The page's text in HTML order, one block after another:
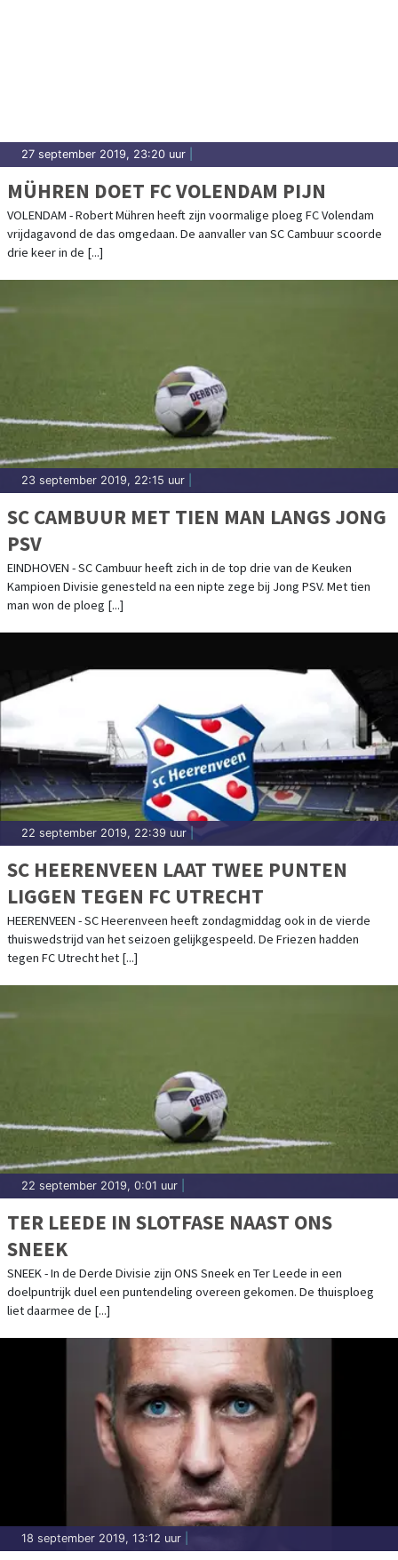
27 september 2019, 23:20 uur
MÜHREN DOET FC VOLENDAM PIJN
VOLENDAM - Robert Mühren heeft zijn voormalige ploeg FC Volendam
vrijdagavond de das omgedaan. De aanvaller van SC Cambuur scoorde
drie keer in de [...]
23 september 2019, 22:15 uur
SC CAMBUUR MET TIEN MAN LANGS JONG
PSV
EINDHOVEN - SC Cambuur heeft zich in de top drie van de Keuken
Kampioen Divisie genesteld na een nipte zege bij Jong PSV. Met tien
man won de ploeg [...]
22 september 2019, 22:39 uur |
SC HEERENVEEN LAAT TWEE PUNTEN
LIGGEN TEGEN FC UTRECHT
HEERENVEEN - SC Heerenveen heeft zondagmiddag ook in de vierde
thuiswedstrijd van het seizoen gelijkgespeeld. De Friezen hadden
tegen FC Utrecht het [...]
22 september 2019, 0:01 uur
TER LEEDE IN SLOTFASE NAAST ONS
SNEEK
SNEEK - In de Derde Divisie zijn ONS Sneek en Ter Leede in een
doelpuntrijk duel een puntendeling overeen gekomen. De thuisploeg
liet daarmee de [...]
18 september 2019, 13:12 uur